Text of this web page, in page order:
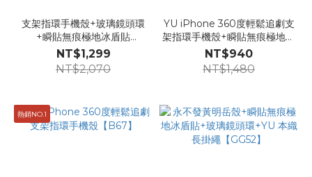
支架指環手機殼+玻璃鏡頭環
+瞬貼無痕極地冰盾貼
【GG43】
NT$1,299
NT$2,070
YU iPhone 360度輕鬆追劇支
架指環手機殼+瞬貼無痕極地冰
盾貼Londonimg【GG02】
NT$940
NT$1,480
熱銷NO.1